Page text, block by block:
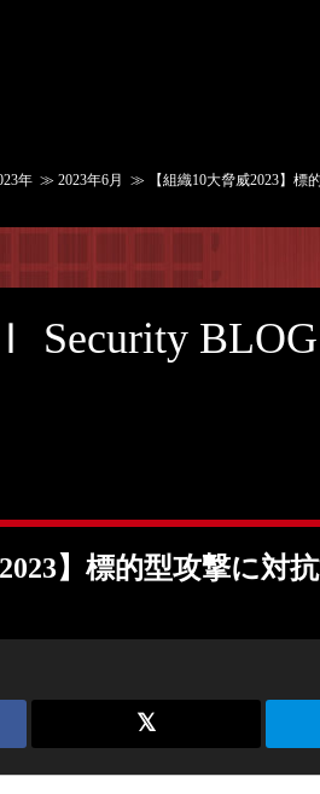
年 ≫ 2023年6月 ≫ 【組織10大脅威2023】標
Security BLOG
】標的型攻撃に対